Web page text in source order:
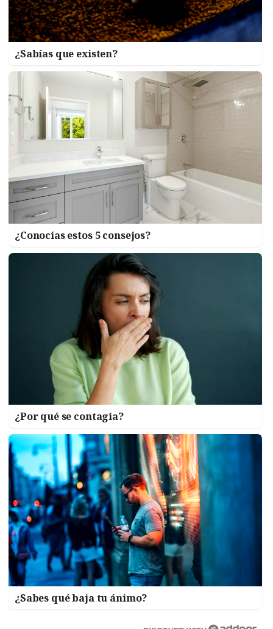
¿Sabías que existen?
¿Conocías estos 5 consejos?
¿Por qué se contagia?
¿Sabes qué baja tu ánimo?